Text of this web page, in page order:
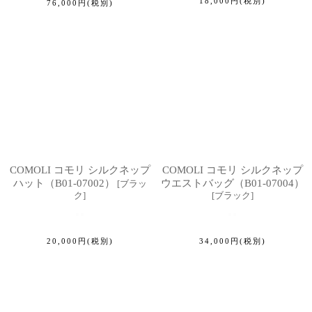
76,000 円 (税別)
COMOLI コモリ シルクネップ
ハット（B01-07002）
[ブラッ
ク]
20,000 円 (税別)
COMOLI コモリ シルクネップ
ウエストバッグ（B01-07004）
[ブラック]
34,000 円 (税別)